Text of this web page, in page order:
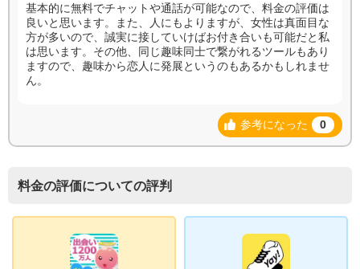
基本的に無料でチャットや通話が可能なので、料金の評価は
良いと思います。また、人にもよりますが、女性は真面目な
方が多いので、誠実に接していけばお付き合いも可能だと私
は思います。その他、同じ趣味同士で繋がれるツールもあり
ますので、趣味から恋人に発展というのもあるかもしれませ
ん。
参考になった 0
料金の評価についての評判